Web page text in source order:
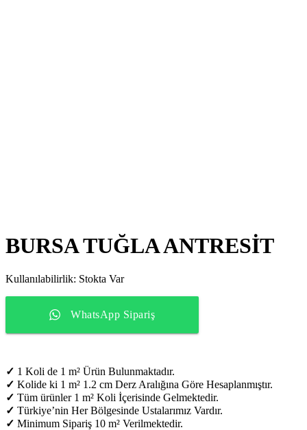
BURSA TUĞLA ANTRESİT
Kullanılabilirlik: Stokta Var
WhatsApp Sipariş
✓ 1 Koli de 1 m² Ürün Bulunmaktadır.
✓ Kolide ki 1 m² 1.2 cm Derz Aralığına Göre Hesaplanmıştır.
✓ Tüm ürünler 1 m² Koli İçerisinde Gelmektedir.
✓ Türkiye’nin Her Bölgesinde Ustalarımız Vardır.
✓ Minimum Sipariş 10 m² Verilmektedir.